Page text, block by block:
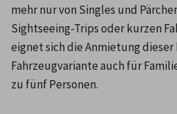
mehr nur von Singles und
Sightseeing-Trips oder kurzen
eignet sich die Anmietung
Fahrzeugvariante auch für
zu fünf Personen.